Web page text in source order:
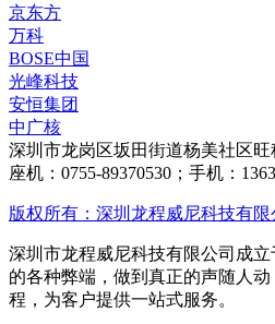
京东方
万科
BOSE中国
光峰科技
安恒集团
中广核
深圳市龙岗区坂田街道杨美社区
座机：0755-89370530；手机：
版权所有：深圳龙程威尼科技有限
深圳市龙程威尼科技有限公司成
的各种弊端，做到真正的声随人
程，为客户提供一站式服务。